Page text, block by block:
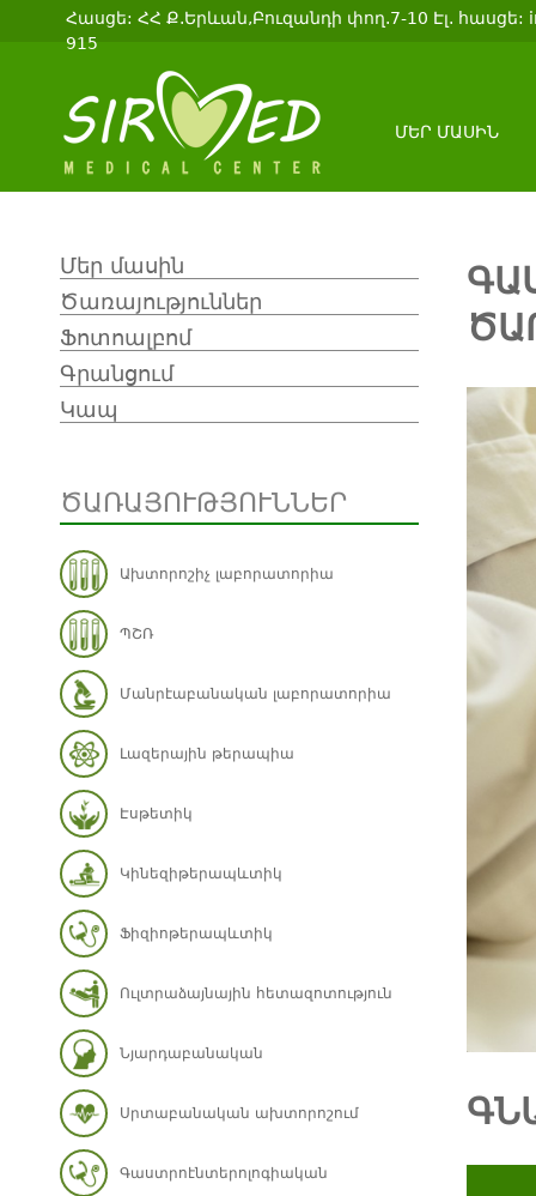
Հասցե: ՀՀ Ք.Երևան,Բուզանդի փող.7-10 Էլ. հասցե:
915
ՄԵՐ ՄԱՍԻՆ
Մեր մասին
Ծառայություններ
Ֆոտոալբոմ
Գրանցում
Կապ
ԾԱՌԱՅՈՒԹՅՈՒՆՆԵՐ
Ախտորոշիչ լաբորատորիա
ՊՇՌ
Մանրէաբանական լաբորատորիա
Լազերային թերապիա
Էսթետիկ
Կինեզիթերապևտիկ
Ֆիզիոթերապևտիկ
Ուլտրաձայնային հետազոտություն
Նյարդաբանական
Սրտաբանական ախտորոշում
Գաստրոէնտերոլոգիական